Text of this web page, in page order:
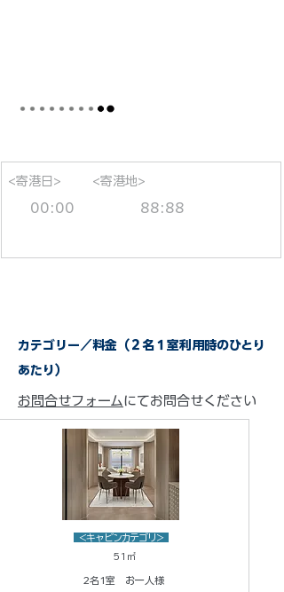
<寄港日>
00:00
<寄港地>
88:88
カテゴリー／料金（２名１室利用時のひとり
あたり）
お問合せフォームにてお問合せください
<キャビンカテゴリ>
51㎡
2名1室 お一人様